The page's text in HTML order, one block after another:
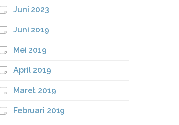
Juni 2023
Juni 2019
Mei 2019
April 2019
Maret 2019
Februari 2019